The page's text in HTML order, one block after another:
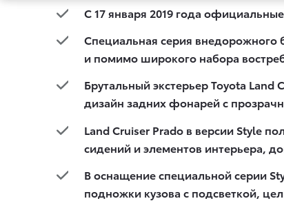
С 17 января 2019 года
Специальная серия внедорожного
и помимо широкого набора
Брутальный экстерьер Toyota
дизайн задних фонарей с
Land Cruiser Prado в версии Style
сидений и элементов интерьера,
В оснащение специальной серии
подножки кузова с подсветкой,